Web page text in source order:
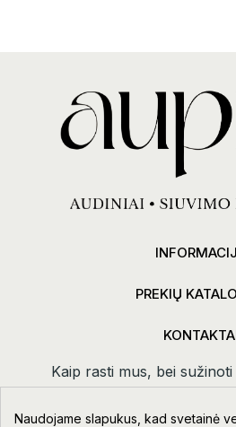
PREKIŲ
Kaip rasti mus, bei
paspaudus
Naudojame slapukus, kad svetainė